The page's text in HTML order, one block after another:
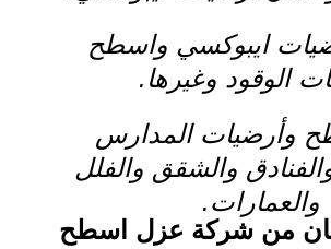
ايبوكسي واسطح
الوقود وغيرها.
وأرضيات المدارس
والشقق والفلل
والعمارات.
من شركة عزل اسطح